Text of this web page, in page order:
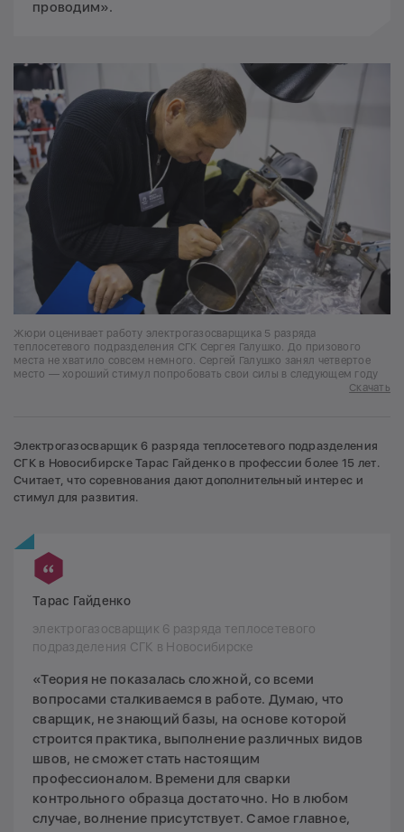
проводим».
Жюри оценивает работу электрогазосварщика 5 разряда
теплосетевого подразделения СГК Сергея Галушко. До призового
места не хватило совсем немного. Сергей Галушко занял четвертое
место — хороший стимул попробовать свои силы в следующем году
Скачать
Электрогазосварщик 6 разряда теплосетевого подразделения
СГК в Новосибирске Тарас Гайденко в профессии более 15 лет.
Считает, что соревнования дают дополнительный интерес и
стимул для развития.
Тарас Гайденко
электрогазосварщик 6 разряда теплосетевого
подразделения СГК в Новосибирске
«Теория не показалась сложной, со всеми
вопросами сталкиваемся в работе. Думаю, что
сварщик, не знающий базы, на основе которой
строится практика, выполнение различных видов
швов, не сможет стать настоящим
профессионалом. Времени для сварки
контрольного образца достаточно. Но в любом
случае, волнение присутствует. Самое главное,